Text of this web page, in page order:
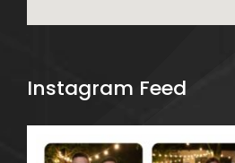
Instagram Feed